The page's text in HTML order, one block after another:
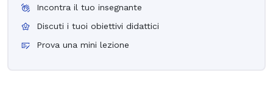
Incontra il tuo insegnante
Discuti i tuoi obiettivi didattici
Prova una mini lezione